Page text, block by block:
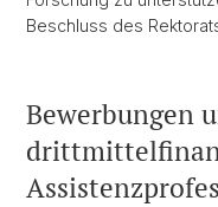
Beschluss des
Bewerbungen